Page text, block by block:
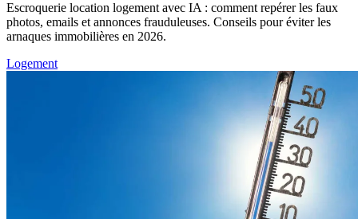
Escroquerie location logement avec IA : comment repérer les faux
photos, emails et annonces frauduleuses. Conseils pour éviter les
arnaques immobilières en 2026.
Logement